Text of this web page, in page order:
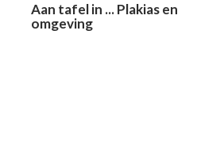
Aan tafel in ... Plakias en
omgeving